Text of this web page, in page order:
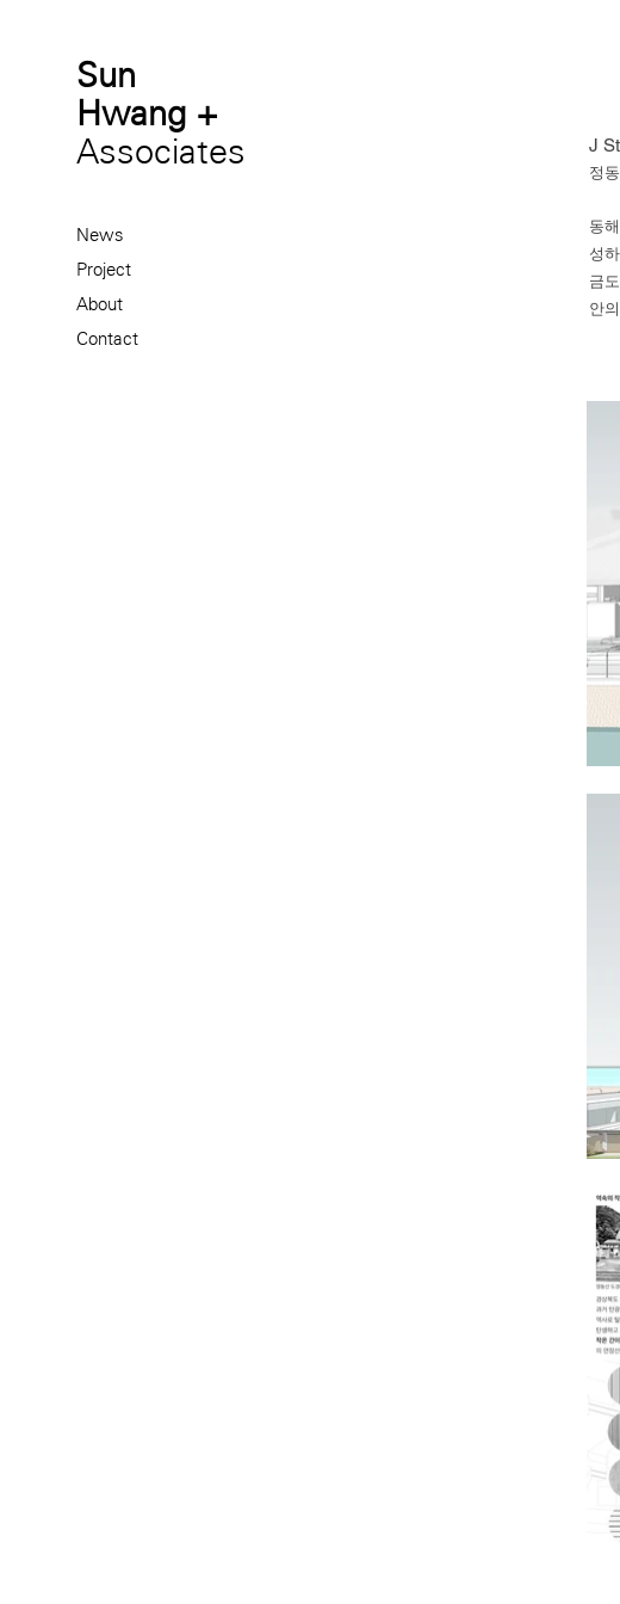
News
Project
About
Contact
Sun
Hwang +
Associates
J
정
동
성
금
안